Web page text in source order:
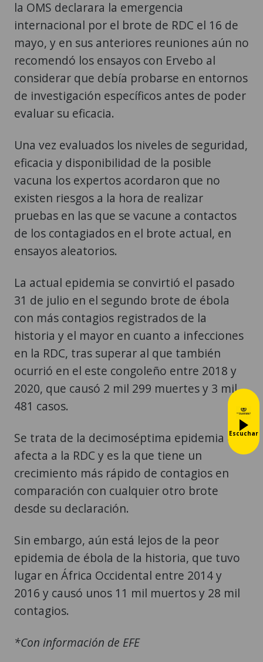
la OMS declarara la emergencia
internacional por el brote de RDC el 16 de
mayo, y en sus anteriores reuniones aún no
recomendó los ensayos con Ervebo al
considerar que debía probarse en entornos
de investigación específicos antes de poder
evaluar su eficacia.
Una vez evaluados los niveles de seguridad,
eficacia y disponibilidad de la posible
vacuna los expertos acordaron que no
existen riesgos a la hora de realizar
pruebas en las que se vacune a contactos
de los contagiados en el brote actual, en
ensayos aleatorios.
La actual epidemia se convirtió el pasado
31 de julio en el segundo brote de ébola
con más contagios registrados de la
historia y el mayor en cuanto a infecciones
en la RDC, tras superar al que también
ocurrió en el este congoleño entre 2018 y
2020, que causó 2 mil 299 muertes y 3 mil
481 casos.
Se trata de la decimoséptima epidemia que
afecta a la RDC y es la que tiene un
crecimiento más rápido de contagios en
comparación con cualquier otro brote
desde su declaración.
Sin embargo, aún está lejos de la peor
epidemia de ébola de la historia, que tuvo
lugar en África Occidental entre 2014 y
2016 y causó unos 11 mil muertos y 28 mil
contagios.
*Con información de EFE
Escuchar